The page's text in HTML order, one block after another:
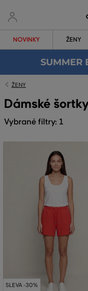
NOVINKY ŽENY
SUMMER
ŽENY
Dámské
Vybrané filtry: 1
SLEVA -30%